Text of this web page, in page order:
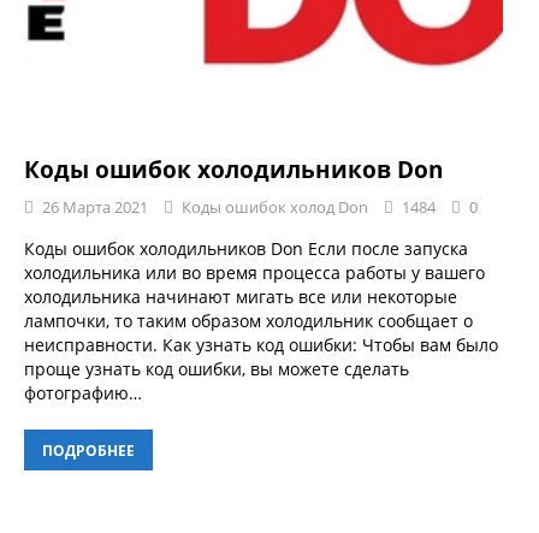
Коды ошибок холодильников Don
26 Марта 2021 Коды ошибок холод Don 1484 0
Коды ошибок холодильников Don Если после запуска
холодильника или во время процесса работы у вашего
холодильника начинают мигать все или некоторые
лампочки, то таким образом холодильник сообщает о
неисправности. Как узнать код ошибки: Чтобы вам было
проще узнать код ошибки, вы можете сделать
фотографию…
ПОДРОБНЕЕ